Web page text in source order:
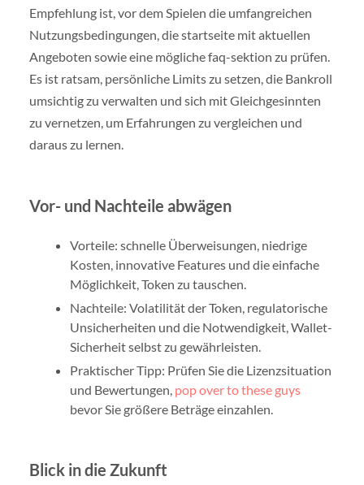
Empfehlung ist, vor dem Spielen die umfangreichen
Nutzungsbedingungen, die startseite mit aktuellen
Angeboten sowie eine mögliche faq-sektion zu prüfen.
Es ist ratsam, persönliche Limits zu setzen, die Bankroll
umsichtig zu verwalten und sich mit Gleichgesinnten
zu vernetzen, um Erfahrungen zu vergleichen und
daraus zu lernen.
Vor- und Nachteile abwägen
Vorteile: schnelle Überweisungen, niedrige
Kosten, innovative Features und die einfache
Möglichkeit, Token zu tauschen.
Nachteile: Volatilität der Token, regulatorische
Unsicherheiten und die Notwendigkeit, Wallet-
Sicherheit selbst zu gewährleisten.
Praktischer Tipp: Prüfen Sie die Lizenzsituation
und Bewertungen, pop over to these guys
bevor Sie größere Beträge einzahlen.
Blick in die Zukunft